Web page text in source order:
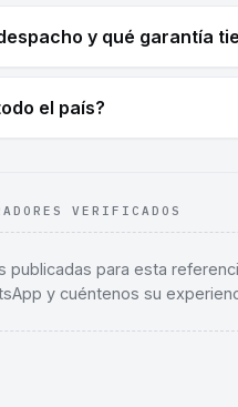
y qué garantía
el país?
VERIFICADOS
publicadas para esta
y cuéntenos su